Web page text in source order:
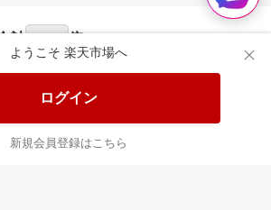
ようこそ 楽天市場へ
ログイン
新規会員登録はこちら
合計 倍